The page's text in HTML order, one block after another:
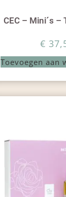
CEC – Mini´s –
€
Toevoegen aan